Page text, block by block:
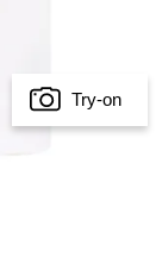
Try-on